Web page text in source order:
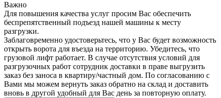
Важно
Для повышения качества услуг просим Вас обеспечить
беспрепятственный подъезд нашей машины к месту
разгрузки.
Заблаговременно удостоверьтесь, что у Вас будет возможность
открыть ворота для въезда на территорию. Убедитесь, что
грузовой лифт работает. В случае отсутствия условий для
разгрузочных работ сотрудник доставки в праве выгрузить
заказ без заноса в квартиру/частный дом. По согласованию с
Вами мы можем вернуть заказ обратно на склад и доставить
вновь в другой удобный для Вас день за повторную оплату.